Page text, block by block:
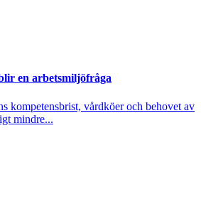
en arbetsmiljöfråga
kompetensbrist, vårdköer och behovet av
mindre...